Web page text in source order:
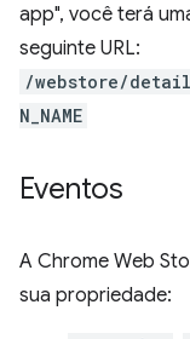
app", você terá
seguinte URL:
/webstore/detail/
N_NAME
Eventos
A Chrome Web
sua propriedade: